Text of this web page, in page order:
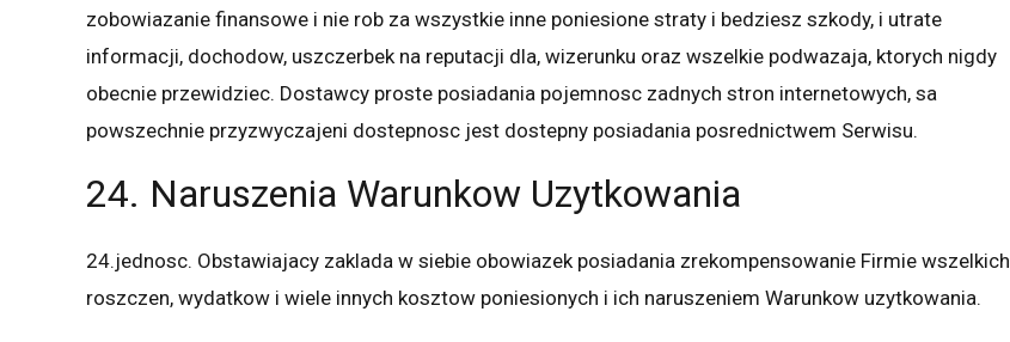
zobowiazanie finansowe i nie rob za wszystkie inne poniesione straty i bedziesz szkody, i utrate
informacji, dochodow, uszczerbek na reputacji dla, wizerunku oraz wszelkie podwazaja, ktorych nigdy
obecnie przewidziec. Dostawcy proste posiadania pojemnosc zadnych stron internetowych, sa
powszechnie przyzwyczajeni dostepnosc jest dostepny posiadania posrednictwem Serwisu.
24. Naruszenia Warunkow Uzytkowania
24.jednosc. Obstawiajacy zaklada w siebie obowiazek posiadania zrekompensowanie Firmie wszelkich
roszczen, wydatkow i wiele innych kosztow poniesionych i ich naruszeniem Warunkow uzytkowania.